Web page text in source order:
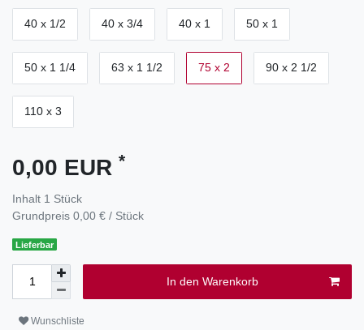
40 x 1/2 40 x 3/4 40 x 1 50 x 1
50 x 1 1/4 63 x 1 1/2 75 x 2 90 x 2 1/2
110 x 3
0,00 EUR *
Inhalt 1 Stück
Grundpreis 0,00 € / Stück
Lieferbar
In den Warenkorb
Wunschliste